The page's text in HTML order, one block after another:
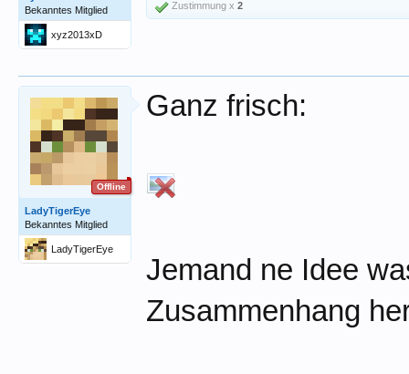
Bekanntes Mitglied
xyz2013xD
Zustimmung x 2
Offline
LadyTigerEye
Bekanntes Mitglied
LadyTigerEye
Ganz frisch:
Jemand ne Idee
Zusammenhang